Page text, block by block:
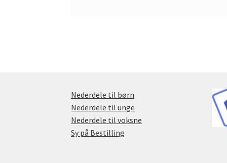
Nederdele til børn
Nederdele til unge
Nederdele til voksne
Sy på Bestilling